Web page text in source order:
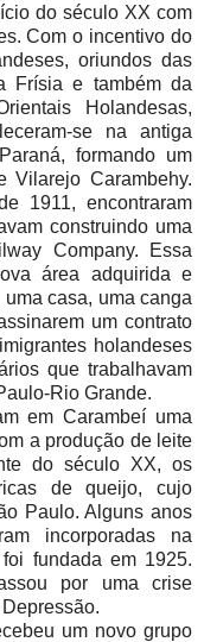
do século XX com
Com o incentivo do
oriundos das
Frísia e também da
Holandesas,
se na antiga
formando um
Vilarejo Carambehy.
1911, encontraram
construindo uma
Company. Essa
área adquirida e
casa, uma canga
um contrato
holandeses
que trabalhavam
Rio Grande.
em Carambeí uma
a produção de leite
do século XX, os
de queijo, cujo
Paulo. Alguns anos
incorporadas na
fundada em 1925.
por uma crise
um novo grupo